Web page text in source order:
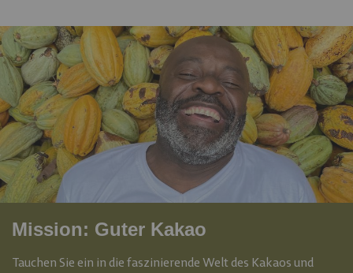
Mission: Guter Kakao
Tauchen Sie ein in die faszinierende Welt des Kakaos und